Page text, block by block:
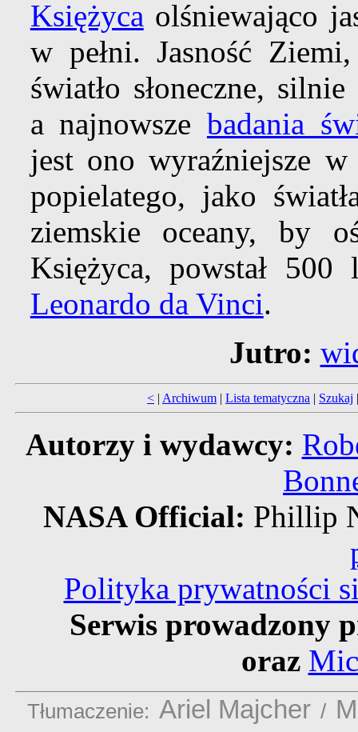
Księżyca olśniewająco
w pełni. Jasność
światło słoneczne,
a najnowsze badania
jest ono wyraźniejsze
popielatego, jako
ziemskie oceany, by
Księżyca, powstał
Leonardo da Vinci.
Jutro:
< | Archiwum | Lista tematyczna | Szukaj
Autorzy i wydawcy:
NASA Official: Phillip
Polityka prywatności
Serwis prowadzony
oraz
Tłumaczenie: Ariel Majcher /